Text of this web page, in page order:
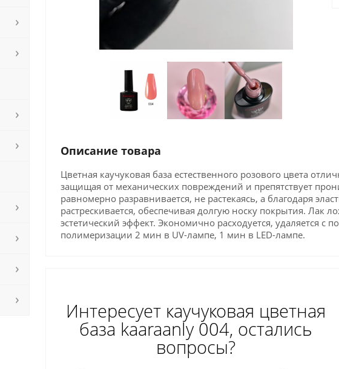
Описание товара
Цветная каучуковая база естественного розового цвета
защищая от механических повреждений и препятствует
равномерно разравнивается, не растекаясь, а благодаря
растрескивается, обеспечивая долгую носку покрытия. Лак
эстетический эффект. Экономично расходуется, удаляется
полимеризации 2 мин в UV-лампе, 1 мин в LED-лампе.
Интересует каучуковая цветная
база kaaraanly 004, остались
вопросы?